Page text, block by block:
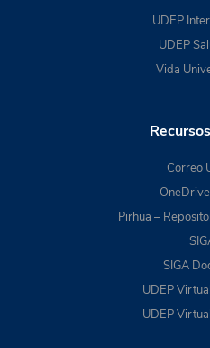
UDEP
UDEP
Vida
Correo
Pirhua –
SIGA
UDEP
UDEP